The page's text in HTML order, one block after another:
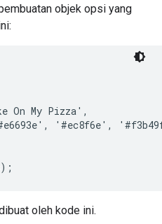
objek opsi yang
On My Pizza',
'#ec8f6e',
oleh kode ini.